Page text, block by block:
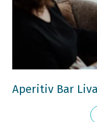
Aperitiv Bar